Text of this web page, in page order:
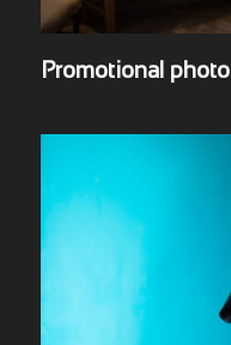
Promotional photo